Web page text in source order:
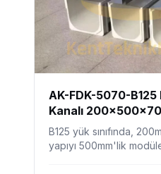
AK-FDK-5070-B125
Kanalı
B125 yük sınıfında,
yapıyı 500mm'lik